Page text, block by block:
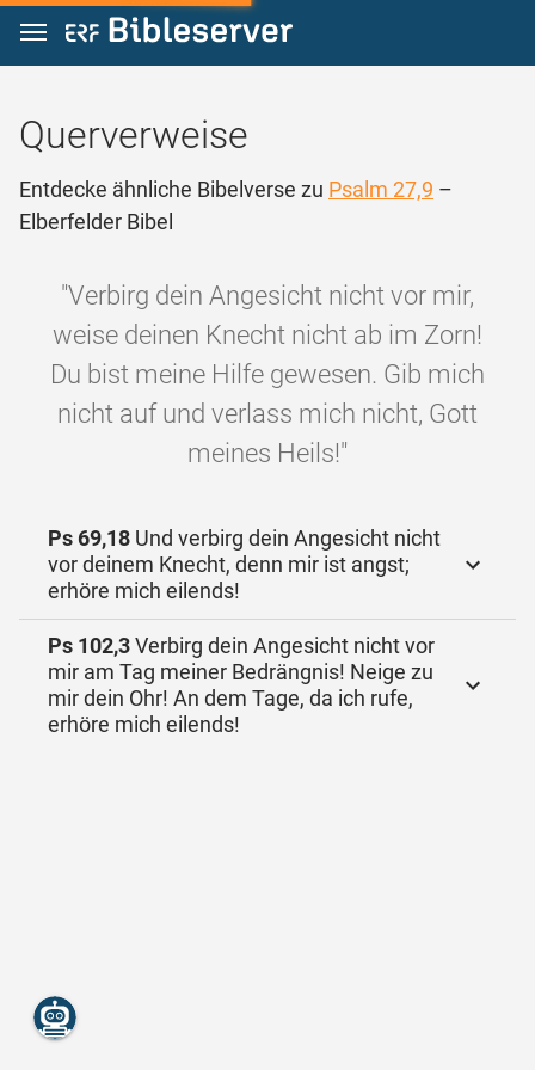
Zum Inhalt springen
Querverweise
Entdecke ähnliche Bibelverse zu Psalm 27,9 –
Elberfelder Bibel
"Verbirg dein Angesicht nicht vor mir,
weise deinen Knecht nicht ab im Zorn!
Du bist meine Hilfe gewesen. Gib mich
nicht auf und verlass mich nicht, Gott
meines Heils!"
Ps 69,18 Und verbirg dein Angesicht nicht
vor deinem Knecht, denn mir ist angst;
erhöre mich eilends!
Ps 102,3Verbirg dein Angesicht nicht vor
mir am Tag meiner Bedrängnis! Neige zu
mir dein Ohr! An dem Tage, da ich rufe,
erhöre mich eilends!